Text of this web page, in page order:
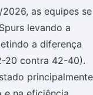
as equipes se
levando a
a diferença
20 contra 42-40).
principalmente